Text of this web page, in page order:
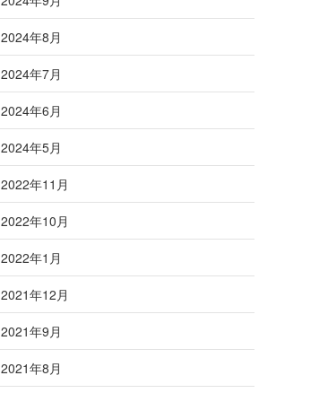
2024年8月
2024年7月
2024年6月
2024年5月
2022年11月
2022年10月
2022年1月
2021年12月
2021年9月
2021年8月